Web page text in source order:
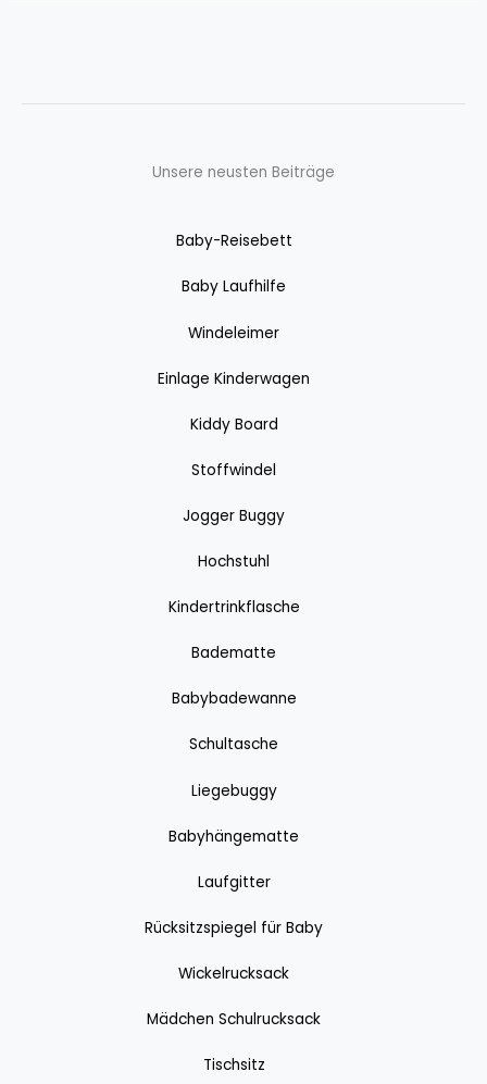
Unsere neusten Beiträge
Baby-Reisebett
Baby Laufhilfe
Windeleimer
Einlage Kinderwagen
Kiddy Board
Stoffwindel
Jogger Buggy
Hochstuhl
Kindertrinkflasche
Badematte
Babybadewanne
Schultasche
Liegebuggy
Babyhängematte
Laufgitter
Rücksitzspiegel für Baby
Wickelrucksack
Mädchen Schulrucksack
Tischsitz